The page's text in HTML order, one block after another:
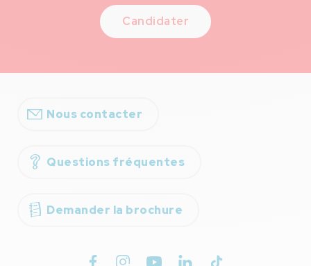
Candidater
Nous contacter
Questions fréquentes
Demander la brochure